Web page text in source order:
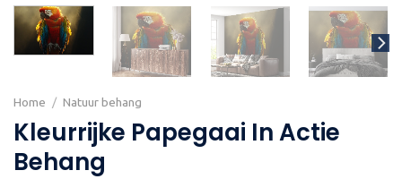
Home / Natuur behang
Kleurrijke Papegaai In Actie
Behang